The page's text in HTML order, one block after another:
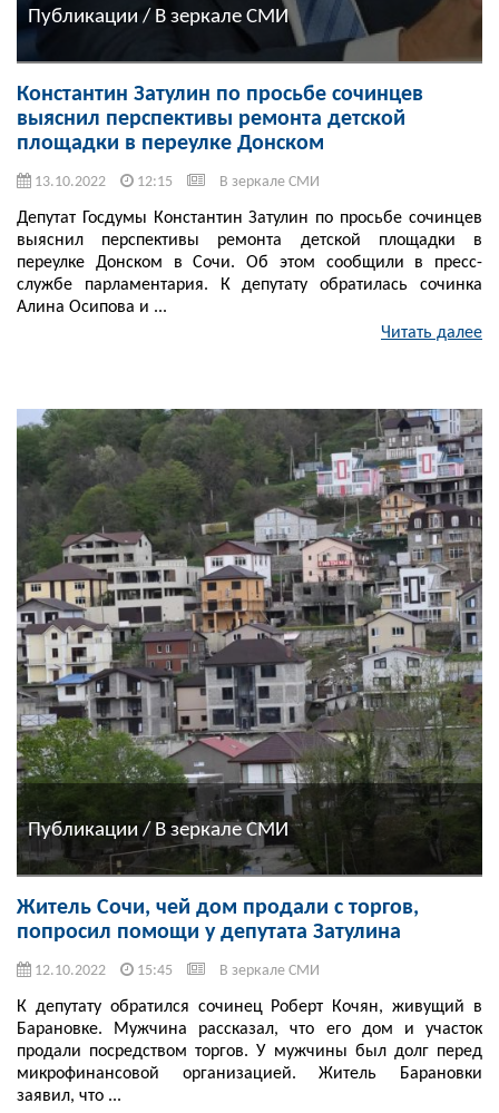
Публикации / В зеркале СМИ
Константин Затулин по просьбе сочинцев
выяснил перспективы ремонта детской
площадки в переулке Донском
13.10.2022 12:15 В зеркале СМИ
Депутат Госдумы Константин Затулин по просьбе сочинцев
выяснил перспективы ремонта детской площадки в
переулке Донском в Сочи. Об этом сообщили в пресс-
службе парламентария. К депутату обратилась сочинка
Алина Осипова и ...
Читать далее
Публикации / В зеркале СМИ
Житель Сочи, чей дом продали с торгов,
попросил помощи у депутата Затулина
12.10.2022 15:45 В зеркале СМИ
К депутату обратился сочинец Роберт Кочян, живущий в
Барановке. Мужчина рассказал, что его дом и участок
продали посредством торгов. У мужчины был долг перед
микрофинансовой организацией. Житель Барановки
заявил, что ...